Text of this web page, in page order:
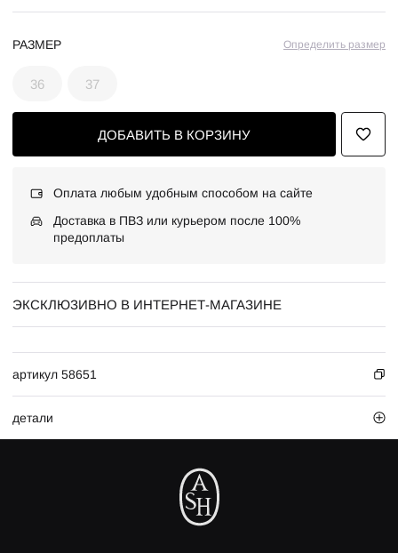
РАЗМЕР Определить размер
36 37
ДОБАВИТЬ В КОРЗИНУ
Оплата любым удобным способом на сайте
Доставка в ПВЗ или курьером после 100%
предоплаты
ЭКСКЛЮЗИВНО В ИНТЕРНЕТ-МАГАЗИНЕ
артикул 58651
детали